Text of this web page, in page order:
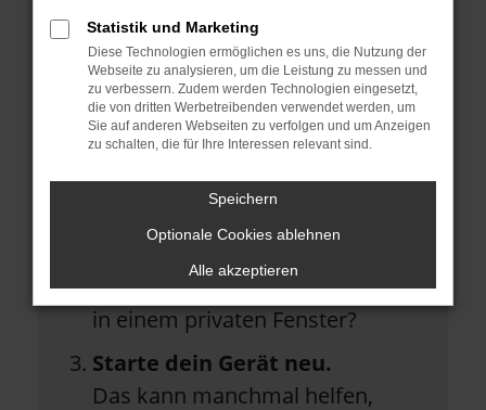
Laden andere Webseiten, zum
Beispiel deine Suchmaschine?
Prüfe deine
Browsererweiterungen.
Manche Erweiterungen, wie
Werbeblocker, können das
Laden bestimmter Seiten
in einem anderen Browser oder
in einem privaten Fenster?
Starte dein Gerät neu.
Das kann manchmal helfen,
Statistik und Marketing
Diese Technologien ermöglichen es uns, die Nutzung der
Webseite zu analysieren, um die Leistung zu messen und
zu verbessern. Zudem werden Technologien eingesetzt,
die von dritten Werbetreibenden verwendet werden, um
Sie auf anderen Webseiten zu verfolgen und um Anzeigen
zu schalten, die für Ihre Interessen relevant sind.
Speichern
Optionale Cookies ablehnen
Alle akzeptieren